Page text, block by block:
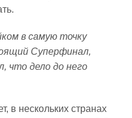
в самую точку
Суперфинал,
что дело до него
в нескольких странах